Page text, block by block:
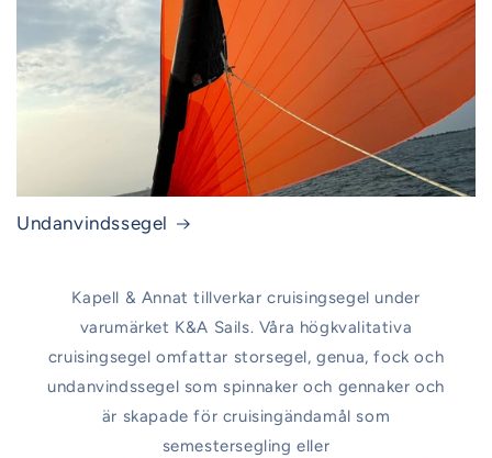
Undanvindssegel
Kapell & Annat tillverkar cruisingsegel under
varumärket K&A Sails. Våra högkvalitativa
cruisingsegel omfattar storsegel, genua, fock och
undanvindssegel som spinnaker och gennaker och
är skapade för cruisingändamål som
semestersegling eller